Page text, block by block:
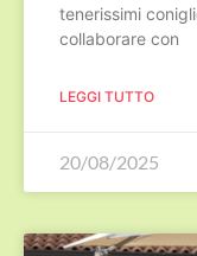
tenerissimi
collaborare con
LEGGI TUTTO
20/08/2025